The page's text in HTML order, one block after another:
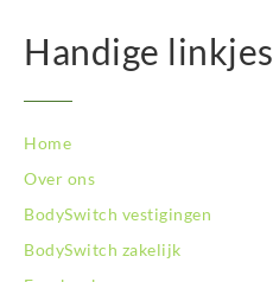
Handige linkjes
Home
Over ons
BodySwitch vestigingen
BodySwitch zakelijk